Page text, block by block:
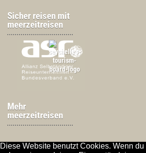
Sicher reisen mit
meerzeitreisen
Mehr
meerzeitreisen
Diese Website benutzt Cookies. Wenn